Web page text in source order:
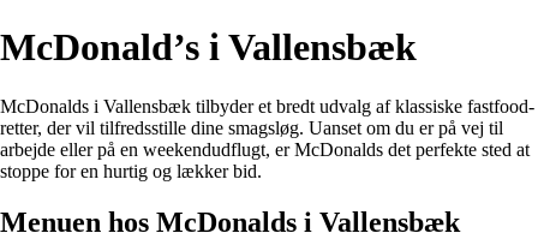
McDonald’s i Vallensbæk
McDonalds i Vallensbæk tilbyder et bredt udvalg af klassiske fastfood-
retter, der vil tilfredsstille dine smagsløg. Uanset om du er på vej til
arbejde eller på en weekendudflugt, er McDonalds det perfekte sted at
stoppe for en hurtig og lækker bid.
Menuen hos McDonalds i Vallensbæk